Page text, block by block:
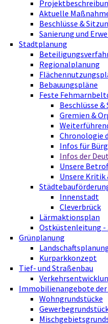
Aktuelle
Beschlüsse &
Sanierung und
Stadtplanung
Regionalplanung
Bebauungspläne
Feste
Beschlüsse
Gremien &
Chronologie
Infos für
Infos der
Unsere
Unsere Kritik
Innenstadt
Cleverbrück
Lärmaktionsplan
Ostküstenleitung -
Grünplanung
Kurparkkonzept
Tief- und Straßenbau
Immobilienangebote
Wohngrundstücke